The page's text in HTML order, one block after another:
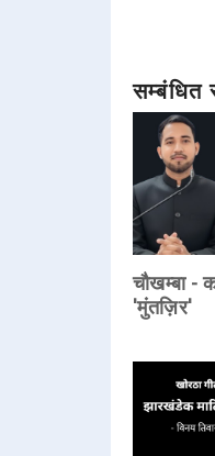
सम्बंधित
चौखम्बा -
'मुंतज़िर'